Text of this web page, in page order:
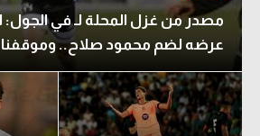
مصدر من غزل المحلة لـ في الجول:
عرضه لضم محمود صلاح..